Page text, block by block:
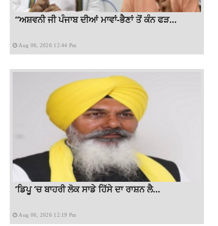
“ਅਸ਼ਵਨੀ ਜੀ ਪੰਜਾਬ ਦੀਆਂ ਮਾਵਾਂ-ਭੈਣਾਂ ਤੋਂ ਕੰਨ ਫੜ...
Aug 06, 2026 12:44 Pm
‘ਡਿਪੂ ‘ਚ ਬਾਹਰੀ ਲੋਕ ਸਾਡੇ ਹਿੱਸੇ ਦਾ ਰਾਸ਼ਨ ਲੈ...
Aug 06, 2026 12:19 Pm